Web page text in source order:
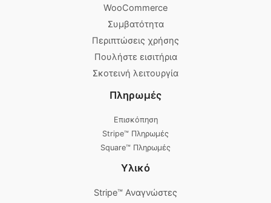
WooCommerce
Συμβατότητα
Περιπτώσεις χρήσης
Πουλήστε εισιτήρια
Σκοτεινή λειτουργία
Πληρωμές
Επισκόπηση
Stripe™ Πληρωμές
Square™ Πληρωμές
Υλικό
Stripe™ Αναγνώστες